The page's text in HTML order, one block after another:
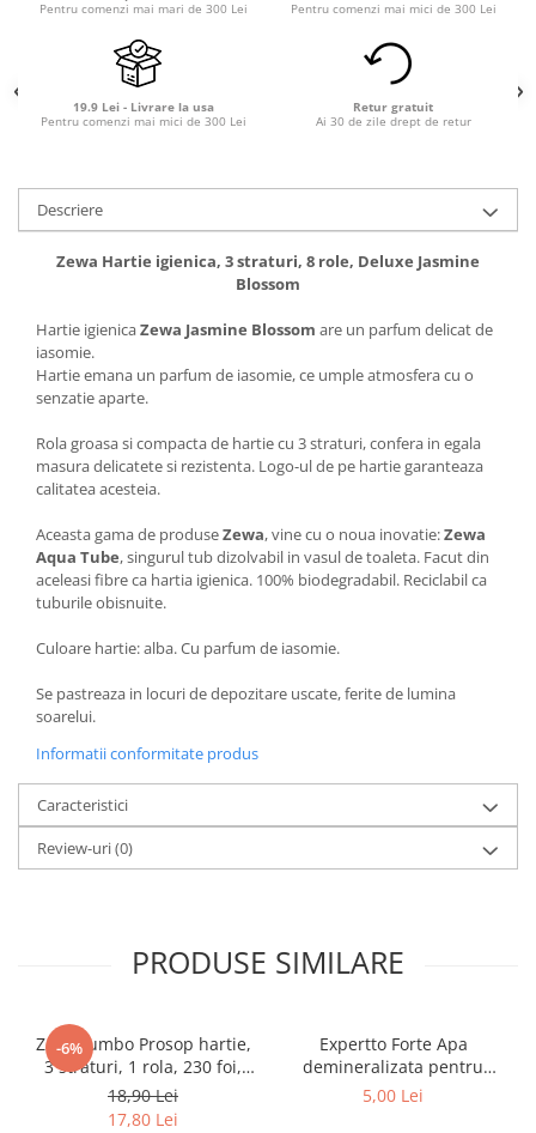
Pentru comenzi mai mari de 300 Lei
Pentru comenzi mai mici de 300 Lei
19.9 Lei - Livrare la usa
Pentru comenzi mai mici de 300 Lei
Retur gratuit
Ai 30 de zile drept de retur
Descriere
Zewa Hartie igienica, 3 straturi, 8 role, Deluxe Jasmine
Blossom
Hartie igienicaZewa Jasmine Blossom are un parfum delicat de
iasomie.
Hartie emana un parfum de iasomie, ce umple atmosfera cu o
senzatie aparte.
Rola groasa si compacta de hartie cu 3 straturi, confera in egala
masura delicatete si rezistenta. Logo-ul de pe hartie garanteaza
calitatea acesteia.
Aceasta gama de produseZewa, vine cu o noua inovatie:Zewa
Aqua Tube, singurul tub dizolvabil in vasul de toaleta. Facut din
aceleasi fibre ca hartia igienica. 100% biodegradabil. Reciclabil ca
tuburile obisnuite.
Culoare hartie: alba. Cu parfum de iasomie.
Se pastreaza in locuri de depozitare uscate, ferite de lumina
soarelui.
Informatii conformitate produs
Caracteristici
Review-uri(0)
PRODUSE SIMILARE
-6%
Zewa Jumbo Prosop hartie,
3 straturi, 1 rola, 230 foi,
Premium Expert
18,90 Lei
17,80 Lei
Expertto Forte Apa
demineralizata pentru
fierul de calcat, 1 L, Floral
5,00 Lei